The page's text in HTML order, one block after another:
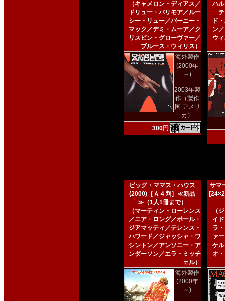
（キャメロン・ディアス／
ドリュー・バリモア／ルー
シー・リュー／バーニー・
マック／デミ・ムーア／ク
リスピン・グローヴァー／
ブルース・ウィリス）
海外製作
(2000年
～)
2003年製
作（製作
国 アメリ
カ）
300円
ハ
ド
ン
ウ
ビッグ・ママス・ハウス
(2000)［Ａ４判］≪新品
≫（1人1冊まで）
（マーティン・ローレンス
／ニア・ロング／ポール・
ジアマッティ／テレンス・
ハワード／ジャッシャ・ワ
シントン／アンソニー・ア
ンダーソン／エラ・ミッチ
ェル）
海外製作
(2000年
～)
サマ
（
イ
ラ
ァ
ケ
オ